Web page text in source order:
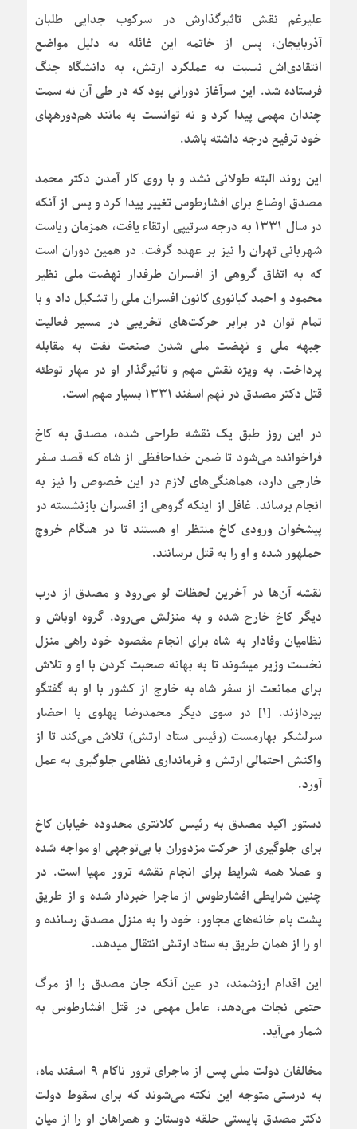
علیرغم نقش تاثیرگذارش در سرکوب جدایی طلبان
آذربایجان، پس از خاتمه این غائله به دلیل مواضع
انتقادی‌اش نسبت به عملکرد ارتش، به دانشگاه جنگ
فرستاده شد. این سرآغاز دورانی بود که در طی آن نه سمت
چندان مهمی پیدا کرد و نه توانست به مانند هم‌دورههای
خود ترفیع درجه داشته باشد.
این روند البته طولانی نشد و با روی کار آمدن دکتر محمد
مصدق اوضاع برای افشارطوس تغییر پیدا کرد و پس از آنکه
در سال ۱۳۳۱ به درجه سرتیپی ارتقاء یافت، همزمان ریاست
شهربانی تهران را نیز بر عهده گرفت. در همین دوران است
که به اتفاق گروهی از افسران طرفدار نهضت ملی نظیر
محمود و احمد کیانوری کانون افسران ملی را تشکیل داد و با
تمام توان در برابر حرکت‌های تخریبی در مسیر فعالیت
جبهه ملی و نهضت ملی شدن صنعت نفت به مقابله
پرداخت. به ویژه نقش مهم و تاثیرگذار او در مهار توطئه
قتل دکتر مصدق در نهم اسفند ۱۳۳۱ بسیار مهم است.
در این روز طبق یک نقشه طراحی شده، مصدق به کاخ
فراخوانده می‌شود تا ضمن خداحافظی از شاه که قصد سفر
خارجی دارد، هماهنگی‌های لازم در این خصوص را نیز به
انجام برساند. غافل از اینکه گروهی از افسران بازنشسته در
پیشخوان ورودی کاخ منتظر او هستند تا در هنگام خروج
حملهور شده و او را به قتل برسانند.
نقشه آن‌ها در آخرین لحظات لو می‌رود و مصدق از درب
دیگر کاخ خارج شده و به منزلش می‌رود. گروه اوباش و
نظامیان وفادار به شاه برای انجام مقصود خود راهی منزل
نخست وزیر میشوند تا به بهانه صحبت کردن با او و تلاش
برای ممانعت از سفر شاه به خارج از کشور با او به گفتگو
بپردازند. [۱] در سوی دیگر محمدرضا پهلوی با احضار
سرلشکر بهارمست (رئیس ستاد ارتش) تلاش می‌کند تا از
واکنش احتمالی ارتش و فرمانداری نظامی جلوگیری به عمل
آورد.
دستور اکید مصدق به رئیس کلانتری محدوده خیابان کاخ
برای جلوگیری از حرکت مزدوران با بی‌توجهی او مواجه شده
و عملا همه شرایط برای انجام نقشه ترور مهیا است. در
چنین شرایطی افشارطوس از ماجرا خبردار شده و از طریق
پشت بام خانه‌های مجاور، خود را به منزل مصدق رسانده و
او را از همان طریق به ستاد ارتش انتقال میدهد.
این اقدام ارزشمند، در عین آنکه جان مصدق را از مرگ
حتمی نجات می‌دهد، عامل مهمی در قتل افشارطوس به
شمار می‌آید.
مخالفان دولت ملی پس از ماجرای ترور ناکام ۹ اسفند ماه،
به درستی متوجه این نکته می‌شوند که برای سقوط دولت
دکتر مصدق بایستی حلقه دوستان و همراهان او را از میان